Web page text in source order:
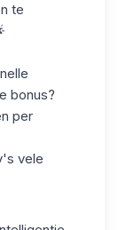
te
bonus?
per
vele